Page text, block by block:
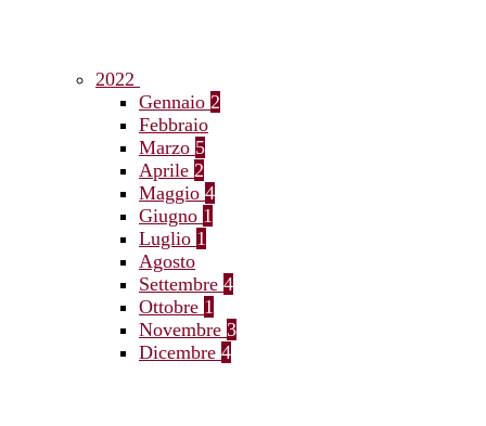
2022
Gennaio 2
Febbraio
Marzo 5
Aprile 2
Maggio 4
Giugno 1
Luglio 1
Agosto
Settembre 4
Ottobre 1
Novembre 3
Dicembre 4